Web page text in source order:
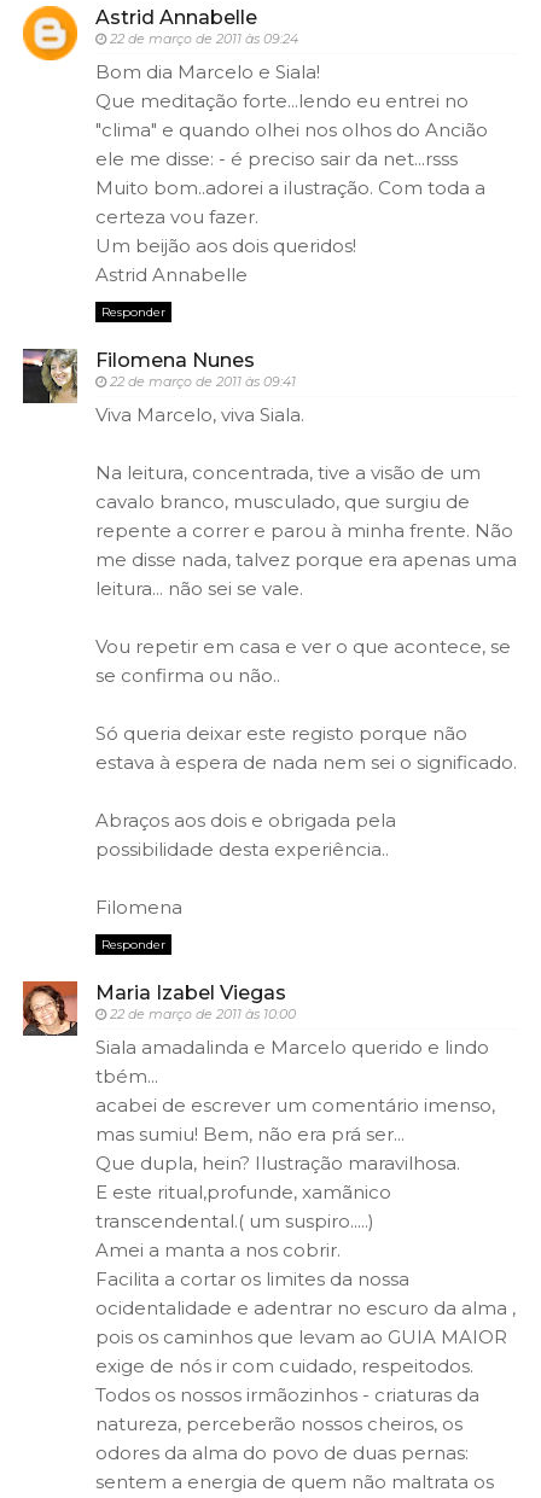
Astrid Annabelle
22 de março de 2011 às 09:24
Bom dia Marcelo e Siala!
Que meditação forte...lendo eu entrei no
"clima" e quando olhei nos olhos do Ancião
ele me disse: - é preciso sair da net...rsss
Muito bom..adorei a ilustração. Com toda a
certeza vou fazer.
Um beijão aos dois queridos!
Astrid Annabelle
Responder
Filomena Nunes
22 de março de 2011 às 09:41
Viva Marcelo, viva Siala.
Na leitura, concentrada, tive a visão de um
cavalo branco, musculado, que surgiu de
repente a correr e parou à minha frente. Não
me disse nada, talvez porque era apenas uma
leitura... não sei se vale.
Vou repetir em casa e ver o que acontece, se
se confirma ou não..
Só queria deixar este registo porque não
estava à espera de nada nem sei o significado.
Abraços aos dois e obrigada pela
possibilidade desta experiência..
Filomena
Responder
Maria Izabel Viegas
22 de março de 2011 às 10:00
Siala amadalinda e Marcelo querido e lindo
tbém...
acabei de escrever um comentário imenso,
mas sumiu! Bem, não era prá ser...
Que dupla, hein? Ilustração maravilhosa.
E este ritual,profunde, xamãnico
transcendental.( um suspiro.....)
Amei a manta a nos cobrir.
Facilita a cortar os limites da nossa
ocidentalidade e adentrar no escuro da alma ,
pois os caminhos que levam ao GUIA MAIOR
exige de nós ir com cuidado, respeitodos.
Todos os nossos irmãozinhos - criaturas da
natureza, perceberão nossos cheiros, os
odores da alma do povo de duas pernas:
sentem a energia de quem não maltrata os